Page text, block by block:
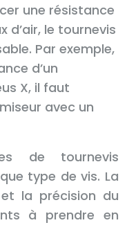
une résistance
d’air, le tournevis
Par exemple,
d’un
X, il faut
avec un
de tournevis
type de vis. La
la précision du
à prendre en